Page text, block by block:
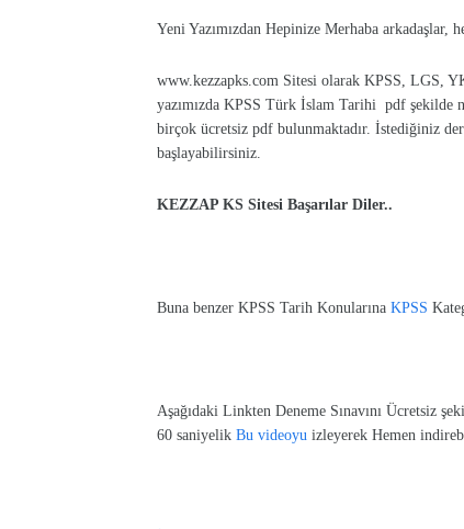
Yeni Yazımızdan Hepinize Merhaba arkadaşlar,
www.kezzapks.com Sitesi olarak KPSS, LGS,
yazımızda KPSS Türk İslam Tarihi pdf şekilde
birçok ücretsiz pdf bulunmaktadır. İstediğiniz
başlayabilirsiniz.
KEZZAP KS Sitesi Başarılar Diler..
Buna benzer KPSS Tarih Konularına KPSS
Aşağıdaki Linkten Deneme Sınavını Ücretsiz
60 saniyelik Bu videoyu izleyerek Hemen